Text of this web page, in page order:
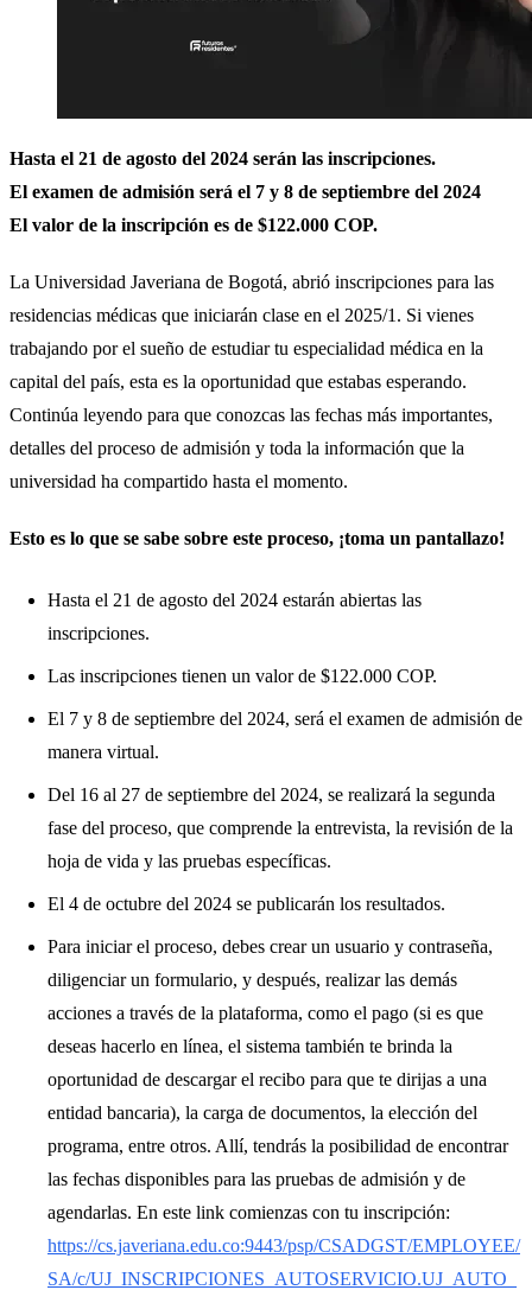
Hasta el 21 de agosto del 2024 serán las inscripciones.
El examen de admisión será el 7 y 8 de septiembre del 2024
El valor de la inscripción es de $122.000 COP.
La Universidad Javeriana de Bogotá, abrió inscripciones para las
residencias médicas que iniciarán clase en el 2025/1. Si vienes
trabajando por el sueño de estudiar tu especialidad médica en la
capital del país, esta es la oportunidad que estabas esperando.
Continúa leyendo para que conozcas las fechas más importantes,
detalles del proceso de admisión y toda la información que la
universidad ha compartido hasta el momento.
Esto es lo que se sabe sobre este proceso, ¡toma un pantallazo!
Hasta el 21 de agosto del 2024 estarán abiertas las
inscripciones.
Las inscripciones tienen un valor de $122.000 COP.
El 7 y 8 de septiembre del 2024, será el examen de admisión de
manera virtual.
Del 16 al 27 de septiembre del 2024, se realizará la segunda
fase del proceso, que comprende la entrevista, la revisión de la
hoja de vida y las pruebas específicas.
El 4 de octubre del 2024 se publicarán los resultados.
Para iniciar el proceso, debes crear un usuario y contraseña,
diligenciar un formulario, y después, realizar las demás
acciones a través de la plataforma, como el pago (si es que
deseas hacerlo en línea, el sistema también te brinda la
oportunidad de descargar el recibo para que te dirijas a una
entidad bancaria), la carga de documentos, la elección del
programa, entre otros. Allí, tendrás la posibilidad de encontrar
las fechas disponibles para las pruebas de admisión y de
agendarlas. En este link comienzas con tu inscripción:
https://cs.javeriana.edu.co:9443/psp/CSADGST/EMPLOYEE/
SA/c/UJ_INSCRIPCIONES_AUTOSERVICIO.UJ_AUTO_